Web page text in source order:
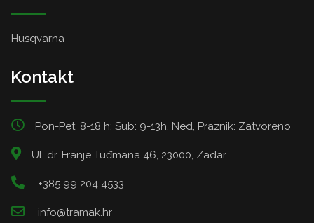
Husqvarna
Kontakt
Pon-Pet: 8-18 h; Sub: 9-13h, Ned, Praznik: Zatvoreno
Ul. dr. Franje Tuđmana 46, 23000, Zadar
+385 99 204 4533
info@tramak.hr